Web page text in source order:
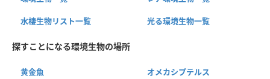
水棲生物リスト一覧 光る環境生物一覧
探すことになる環境生物の場所
黄金魚 オメカシプテルス